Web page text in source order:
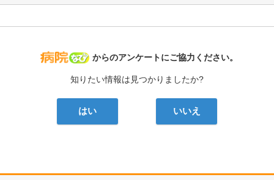
病院なび
からのアンケートにご協力ください。
知りたい情報は見つかりましたか?
はい いいえ